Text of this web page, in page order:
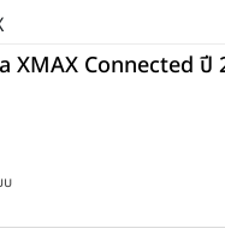
XMAX Connected ปี
บ